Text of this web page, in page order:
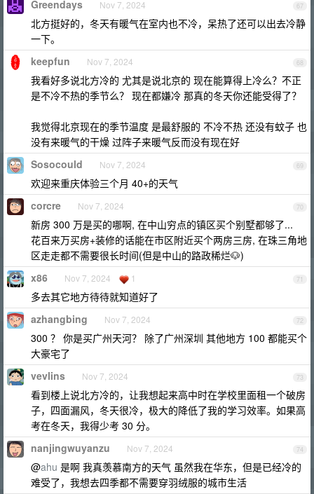
67
Greendays Nov 7, 2024
北方挺好的，冬天有暖气在室内也不冷，呆热了还可以出去冷静
一下。
68
keepfun Nov 7, 2024
我看好多说北方冷的 尤其是说北京的 现在能算得上冷么？不正
是不冷不热的季节么？ 现在都嫌冷 那真的冬天你还能受得了？
我觉得北京现在的季节温度 是最舒服的 不冷不热 还没有蚊子 也
没有来暖气的干燥 过阵子来暖气反而没有现在好
69
Sosocould Nov 7, 2024
欢迎来重庆体验三个月 40+的天气
70
corcre Nov 7, 2024
新房 300 万是买的哪啊, 在中山穷点的镇区买个别墅都够了...
花百来万买房+装修的话能在市区附近买个两房三房, 在珠三角地
区走走都不需要很长时间(但是中山的路政稀烂🐶)
71
x86 Nov 7, 2024 1
多去其它地方待待就知道好了
72
azhangbing Nov 7, 2024
300 ？ 你是买广州天河？ 除了广州深圳 其他地方 100 都能买个
大豪宅了
73
vevlins Nov 7, 2024
看到楼上说北方冷的，让我想起来高中时在学校里面租一个破房
子，四面漏风，冬天很冷，极大的降低了我的学习效率。如果高
考在冬天，我得少考 30 分。
74
nanjingwuyanzu Nov 7, 2024
@ahu 是啊 我真羡慕南方的天气 虽然我在华东，但是已经冷的
难受了，我想去四季都不需要穿羽绒服的城市生活